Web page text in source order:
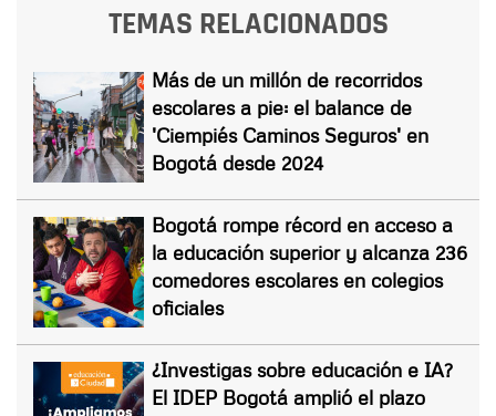
TEMAS RELACIONADOS
Más de un millón de recorridos
escolares a pie: el balance de
'Ciempiés Caminos Seguros' en
Bogotá desde 2024
Bogotá rompe récord en acceso a
la educación superior y alcanza 236
comedores escolares en colegios
oficiales
¿Investigas sobre educación e IA?
El IDEP Bogotá amplió el plazo